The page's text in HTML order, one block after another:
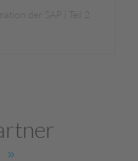
der SAP | Teil 2